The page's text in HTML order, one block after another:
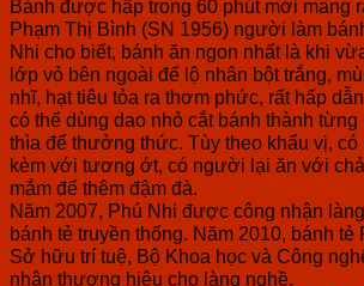
Bánh được hấp trong 60 phút mới mang
Phạm Thị Bình (SN 1956) người làm
Nhi cho biết, bánh ăn ngon nhất là khi
lớp vỏ bên ngoài để lộ nhân bột trắng,
nhĩ, hạt tiêu tỏa ra thơm phức, rất hấp
có thể dùng dao nhỏ cắt bánh thành
thìa để thưởng thức. Tùy theo khẩu vị,
kèm với tương ớt, có người lại ăn với
mắm để thêm đậm đà.
Năm 2007, Phú Nhi được công nhận
bánh tẻ truyền thống. Năm 2010, bánh
Sở hữu trí tuệ, Bộ Khoa học và Công
nhận thương hiệu cho làng nghề.